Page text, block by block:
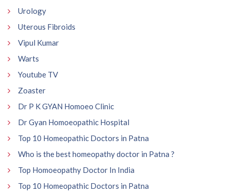
Urology
Uterous Fibroids
Vipul Kumar
Warts
Youtube TV
Zoaster
Dr P K GYAN Homoeo Clinic
Dr Gyan Homoeopathic Hospital
Top 10 Homeopathic Doctors in Patna
Who is the best homeopathy doctor in Patna ?
Top Homoeopathy Doctor In India
Top 10 Homeopathic Doctors in Patna